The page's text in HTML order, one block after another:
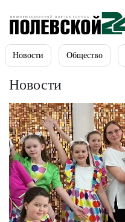
Новости Общество
Новости